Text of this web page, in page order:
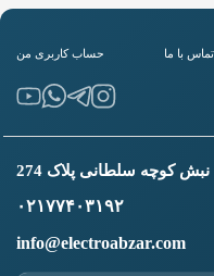
تماس با ما حساب کاربری من
کوچه سلطانی پلاک 274
۰۲۱۷۷۴۰۳۱۹۲
info@electroabzar.com